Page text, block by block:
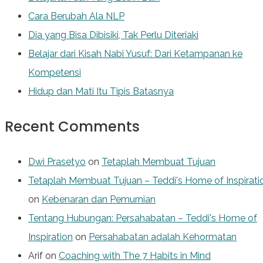
Cara Berubah Ala NLP
Dia yang Bisa Dibisiki, Tak Perlu Diteriaki
Belajar dari Kisah Nabi Yusuf: Dari Ketampanan ke
Kompetensi
Hidup dan Mati Itu Tipis Batasnya
Recent Comments
Dwi Prasetyo on Tetaplah Membuat Tujuan
Tetaplah Membuat Tujuan – Teddi's Home of
on Kebenaran dan Pemurnian
Tentang Hubungan: Persahabatan – Teddi's Home of
Inspiration on Persahabatan adalah Kehormatan
Arif on Coaching with The 7 Habits in Mind